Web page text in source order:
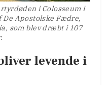
i Colosseum i
De Apostolske Fædre,
som blev dræbt i 107
levende i